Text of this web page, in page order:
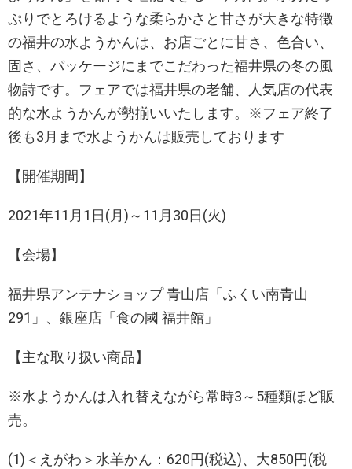
ぷりでとろけるような柔らかさと甘さが大きな特徴
の福井の水ようかんは、お店ごとに甘さ、色合い、
固さ、パッケージにまでこだわった福井県の冬の風
物詩です。フェアでは福井県の老舗、人気店の代表
的な水ようかんが勢揃いいたします。※フェア終了
後も3月まで水ようかんは販売しております
【開催期間】
2021年11月1日(月)～11月30日(火)
【会場】
福井県アンテナショップ 青山店「ふくい南青山
291」、銀座店「食の國 福井館」
【主な取り扱い商品】
※水ようかんは入れ替えながら常時3～5種類ほど販
売。
(1)＜えがわ＞水羊かん：620円(税込)、大850円(税